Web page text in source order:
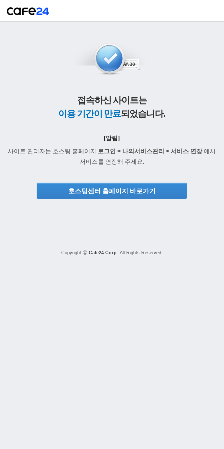
접속하신 사이트는
이용 기간이 만료되었습니다.
[알림]
사이트 관리자는 호스팅 홈페이지 로그인 > 나의서비스관리 > 서비스 연장에서
서비스를 연장해 주세요.
호스팅센터 홈페이지 바로가기
Copyright ⓒ Cafe24 Corp. All Rights Reserved.